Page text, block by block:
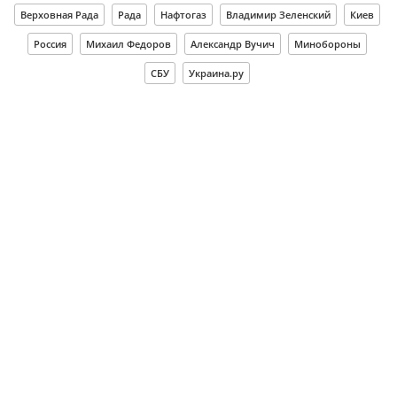
Верховная Рада Рада Нафтогаз Владимир Зеленский Киев
Россия Михаил Федоров Александр Вучич Минобороны
СБУ Украина.ру